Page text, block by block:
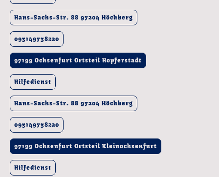
Hans-Sachs-Str. 88 97204 Höchberg
093149738220
97199 Ochsenfurt Ortsteil Hopferstadt
Hilfedienst
Hans-Sachs-Str. 88 97204 Höchberg
093149738220
97199 Ochsenfurt Ortsteil Kleinochsenfurt
Hilfedienst